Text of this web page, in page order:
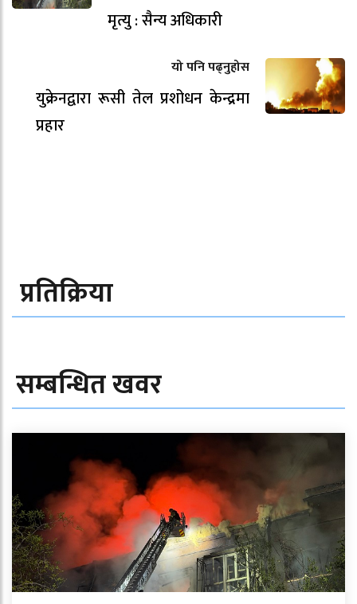
मृत्यु : सैन्य अधिकारी
यो पनि पढ्नुहोस
युक्रेनद्वारा रूसी तेल प्रशोधन केन्द्रमा
प्रहार
प्रतिक्रिया
सम्बन्धित खवर